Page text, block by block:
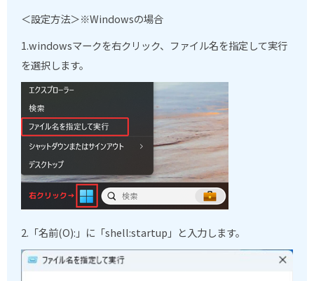
＜設定方法＞※Windowsの場合
1.windowsマークを右クリック、ファイル名を指定して実行
を選択します。
2.「名前(O):」に 「shell:startup 」と入力します。